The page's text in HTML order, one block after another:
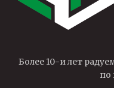
Более 10-и лет
по